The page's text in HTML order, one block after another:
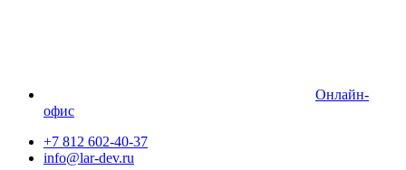
Онлайн-
офис
+7 812 602-40-37
info@lar-dev.ru